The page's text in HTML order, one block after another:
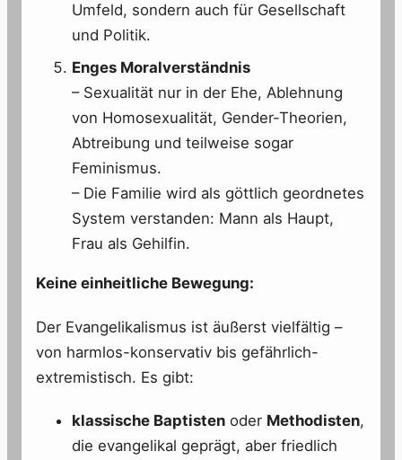
Umfeld, sondern auch für Gesellschaft
und Politik.
Enges Moralverständnis
– Sexualität nur in der Ehe, Ablehnung
von Homosexualität, Gender-Theorien,
Abtreibung und teilweise sogar
Feminismus.
– Die Familie wird als göttlich geordnetes
System verstanden: Mann als Haupt,
Frau als Gehilfin.
Keine einheitliche Bewegung:
Der Evangelikalismus ist äußerst vielfältig –
von harmlos-konservativ bis gefährlich-
extremistisch. Es gibt:
klassische Baptisten oder Methodisten,
die evangelikal geprägt, aber friedlich